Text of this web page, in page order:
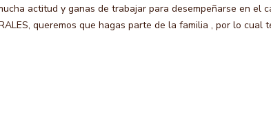
actitud y ganas de trabajar para desempeñarse en el
queremos que hagas parte de la familia , por lo cual